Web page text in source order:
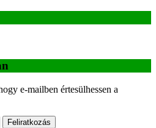
e-mailben értesülhessen a
Feliratkozás